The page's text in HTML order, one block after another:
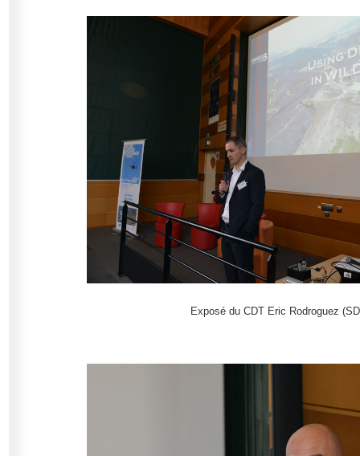
Exposé du CDT Eric Rodroguez